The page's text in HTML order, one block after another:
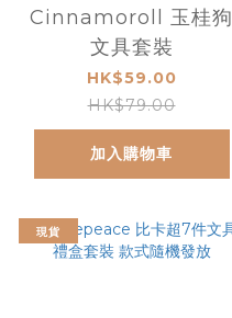
Cinnamoroll 玉桂狗
文具套裝
HK$59.00
HK$79.00
加入購物車
現貨